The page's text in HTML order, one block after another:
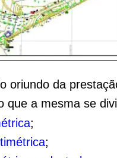
oriundo da
que a mesma se
;
;